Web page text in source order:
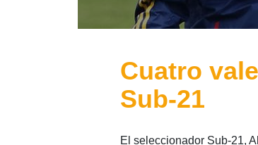
Cuatro
Sub-21
El seleccionador Sub-21,